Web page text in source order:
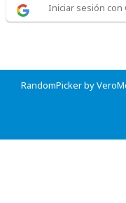
Iniciar sesión con
RandomPicker by